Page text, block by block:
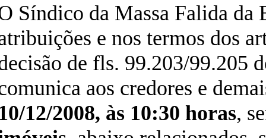
Síndico da Massa Falida da
e nos termos dos
de fls. 99.203/99.205
aos credores e
12/2008, às 10:30 horas,